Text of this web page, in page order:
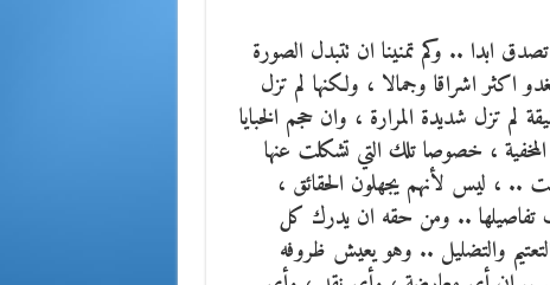
ابدا .. وكم تمنينا ان تتبدل الصورة
اشراقا وجمالا ، ولكنها لم تزل
لم تزل شديدة المرارة ، وان حجم الخبايا
، خصوصا تلك التي تشكلت عنها
.. ، ليس لأنهم يجهلون الحقائق ،
.. ومن حقه ان يدرك كل
والتضليل .. وهو يعيش ظروفه